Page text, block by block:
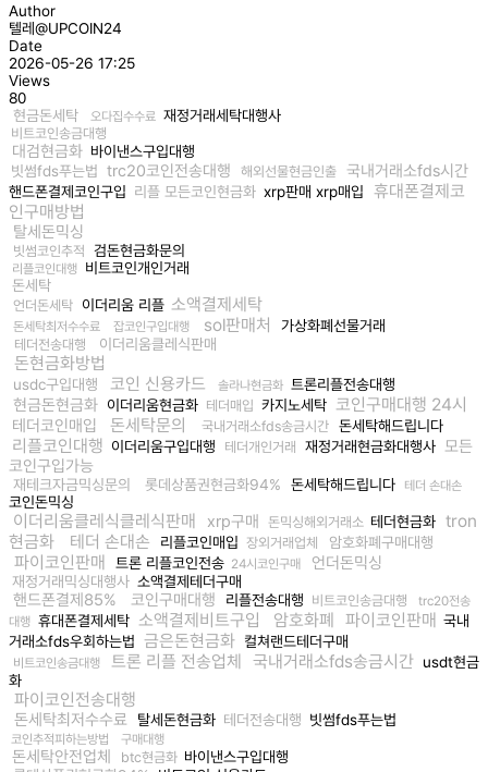
Author
텔레@UPCOIN24
Date
2026-05-26 17:25
Views
80
현금돈세탁
오다집수수료 재정거래세탁대행사
비트코인송금대행
대검현금화 바이낸스구입대행
빗썸fds푸는법
trc20코인전송대행 해외선물현금인출 국내거래소fds시간
핸드폰결제코인구입 리플 모든코인현금화 xrp판매 xrp매입
휴대폰결제코
인구매방법
탈세돈믹싱
빗썸코인추적 검돈현금화문의
리플코인대행
비트코인개인거래
돈세탁
언더돈세탁 이더리움 리플 소액결제세탁
돈세탁최저수수료 잡코인구입대행 sol판매처 가상화폐선물거래
테더전송대행 이더리움클레식판매
돈현금화방법
usdc구입대행 코인 신용카드 솔라나현금화 트론리플전송대행
현금돈현금화 이더리움현금화 테더매입 카지노세탁 코인구매대행 24시
테더코인매입 돈세탁문의 국내거래소fds송금시간 돈세탁해드립니다
리플코인대행 이더리움구입대행 테더개인거래 재정거래현금화대행사 모든
코인구입가능
재테크자금믹싱문의 롯데상품권현금화94% 돈세탁해드립니다 테더 손대손
코인돈믹싱
이더리움클레식클레식판매 xrp구매 돈믹싱해외거래소 테더현금화 tron
현금화
테더 손대손 리플코인매입 장외거래업체 암호화폐구매대행
파이코인판매 트론 리플코인전송 24시코인구매 언더돈믹싱
재정거래믹싱대행사 소액결제테더구매
핸드폰결제85% 코인구매대행 리플전송대행 비트코인송금대행
trc20전송
대행 휴대폰결제세탁 소액결제비트구입 암호화폐 파이코인판매 국내
거래소fds우회하는법 금은돈현금화 컬쳐랜드테더구매
비트코인송금대행 트론 리플 전송업체 국내거래소fds송금시간 usdt현금
화
파이코인전송대행
돈세탁최저수수료 탈세돈현금화 테더전송대행 빗썸fds푸는법
코인추적피하는방법 구매대행
돈세탁안전업체 btc현금화 바이낸스구입대행